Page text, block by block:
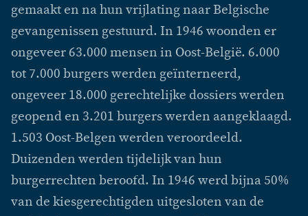
gemaakt en na hun vrijlating naar Belgische
gevangenissen gestuurd. In 1946 woonden er
ongeveer 63.000 mensen in Oost-België. 6.000
tot 7.000 burgers werden geïnterneerd,
ongeveer 18.000 gerechtelijke dossiers werden
geopend en 3.201 burgers werden aangeklaagd.
1.503 Oost-Belgen werden veroordeeld.
Duizenden werden tijdelijk van hun
burgerrechten beroofd. In 1946 werd bijna 50%
van de kiesgerechtigden uitgesloten van de